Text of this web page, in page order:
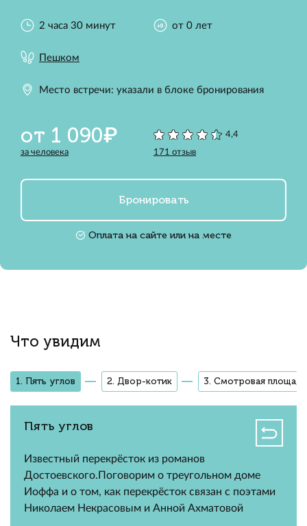
2 часа 30 минут от 0 лет
Пешком
Место встречи: указали в блоке бронирования
от 1 090₽
за человека
4,4
171 отзыв
Бронировать
Оплата на сайте или на месте
Что увидим
1. Пять углов 2. Двор-котик 3. Смотровая
Пять углов
Известный перекрёсток из романов
Достоевского.Поговорим о треугольном доме
Иоффа и о том, как перекрёсток связан с поэтами
Николаем Некрасовым и Анной Ахматовой